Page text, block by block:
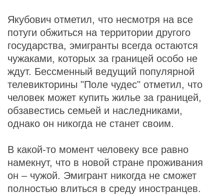
Якубович отметил, что несмотря на все
потуги обжиться на территории другого
государства, эмигранты всегда остаются
чужаками, которых за границей особо не
ждут. Бессменный ведущий популярной
телевикторины "Поле чудес" отметил, что
человек может купить жилье за границей,
обзавестись семьей и наследниками,
однако он никогда не станет своим.
В какой-то момент человеку все равно
намекнут, что в новой стране проживания
он – чужой. Эмигрант никогда не сможет
полностью влиться в среду иностранцев.